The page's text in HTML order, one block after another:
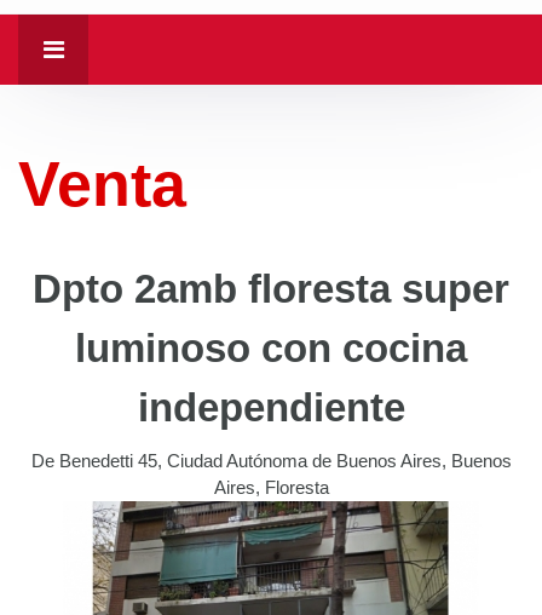
Venta
Dpto 2amb floresta super
luminoso con cocina
independiente
De Benedetti 45, Ciudad Autónoma de Buenos Aires, Buenos
Aires, Floresta